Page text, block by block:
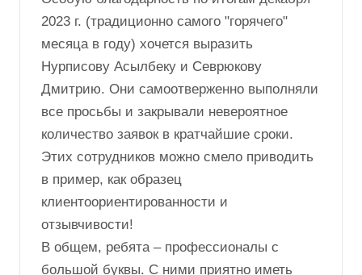
2023 г. (традиционно самого "горячего"
месяца в году) хочется выразить
Нурписову Асылбеку и Севрюкову
Дмитрию. Они самоотверженно выполняли
все просьбы и закрывали невероятное
количество заявок в кратчайшие сроки.
Этих сотрудников можно смело приводить
в пример, как образец
клиентоориентированности и
отзывчивости!
В общем, ребята – профессионалы с
большой буквы. С ними приятно иметь